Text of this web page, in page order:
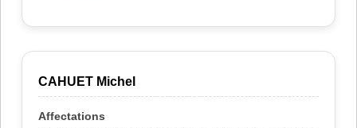
CAHUET Michel